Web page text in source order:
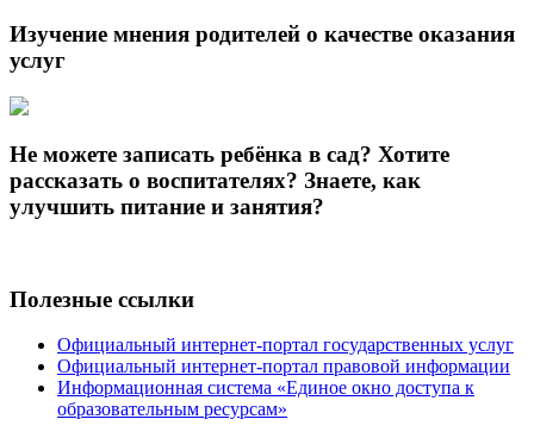
Изучение мнения родителей о качестве оказания
услуг
Не можете записать ребёнка в сад? Хотите
рассказать о воспитателях? Знаете, как
улучшить питание и занятия?
Полезные ссылки
Официальный интернет-портал государственных услуг
Официальный интернет-портал правовой информации
Информационная система «Единое окно доступа к
образовательным ресурсам»